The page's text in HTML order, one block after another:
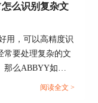
么识别复杂文
用，可以高精度识
常要处理复杂的文
么ABBYY如何
呢？本期我们就
阅读全文 >